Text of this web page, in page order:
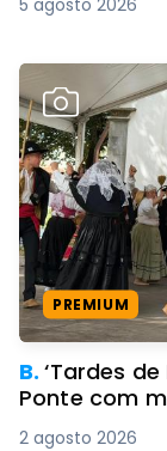
5 agosto 2026
PREMIUM
B.‘Tardes
Ponte com
2 agosto 2026